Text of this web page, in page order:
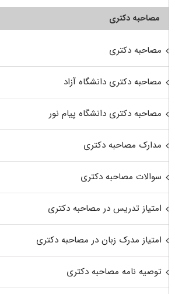
مصاحبه دکتری
مصاحبه دکتری
مصاحبه دکتری دانشگاه آزاد
مصاحبه دکتری دانشگاه پیام نور
مدارک مصاحبه دکتری
سوالات مصاحبه دکتری
امتیاز تدریس در مصاحبه دکتری
امتیاز مدرک زبان در مصاحبه دکتری
توصیه نامه مصاحبه دکتری